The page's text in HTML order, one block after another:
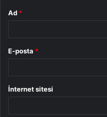
Ad *
E-posta *
İnternet sitesi